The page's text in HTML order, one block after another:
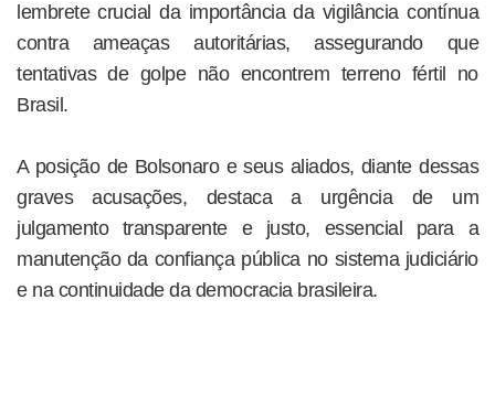
lembrete crucial da importância da vigilância contínua
contra ameaças autoritárias, assegurando que
tentativas de golpe não encontrem terreno fértil no
Brasil.
A posição de Bolsonaro e seus aliados, diante dessas
graves acusações, destaca a urgência de um
julgamento transparente e justo, essencial para a
manutenção da confiança pública no sistema judiciário
e na continuidade da democracia brasileira.